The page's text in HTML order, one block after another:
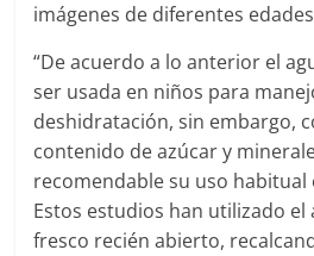
imágenes de diferentes
“De acuerdo a lo anterior el
ser usada en niños para
deshidratación, sin embargo,
contenido de azúcar y
recomendable su uso habitual
Estos estudios han utilizado el
fresco recién abierto,